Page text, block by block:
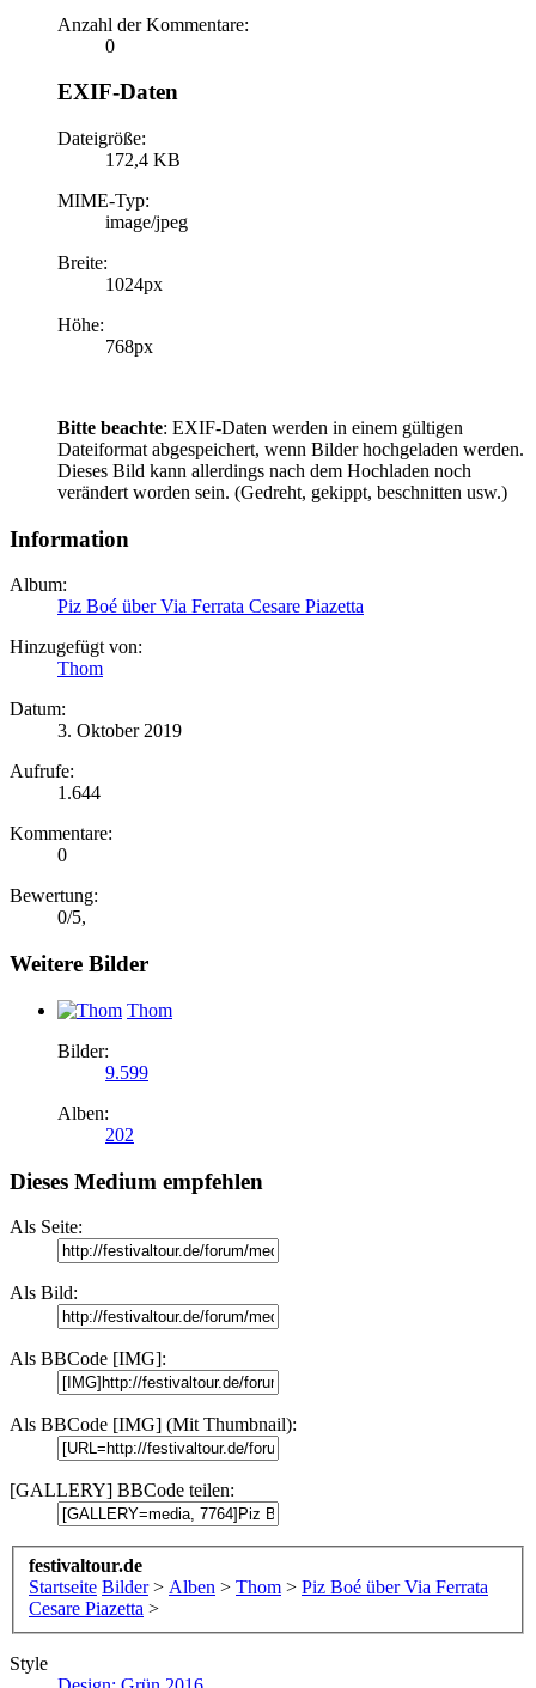
Anzahl der Kommentare:
0
EXIF-Daten
Dateigröße:
172,4 KB
MIME-Typ:
image/jpeg
Breite:
1024px
Höhe:
768px
Bitte beachte: EXIF-Daten werden in einem gültigen
Dateiformat abgespeichert, wenn Bilder hochgeladen werden.
Dieses Bild kann allerdings nach dem Hochladen noch
verändert worden sein. (Gedreht, gekippt, beschnitten usw.)
Information
Album:
Piz Boé über Via Ferrata Cesare Piazetta
Hinzugefügt von:
Thom
Datum:
3. Oktober 2019
Aufrufe:
1.644
Kommentare:
0
Bewertung:
0/5,
Weitere Bilder
Thom
Bilder:
9.599
Alben:
202
Dieses Medium empfehlen
Als Seite:
Als Bild:
Als BBCode [IMG]:
Als BBCode [IMG] (Mit Thumbnail):
[GALLERY] BBCode teilen:
festivaltour.de
Startseite Bilder > Alben > Thom > Piz Boé über Via Ferrata
Cesare Piazetta >
Style